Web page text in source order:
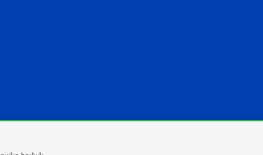
պաշտպանության օր. պատմության